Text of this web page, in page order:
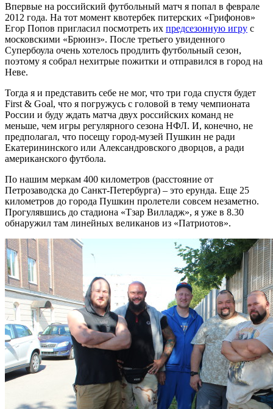
Впервые на российский футбольный матч я попал в феврале
2012 года. На тот момент квотербек питерских «Грифонов»
Егор Попов пригласил посмотреть их предсезонную игру с
московскими «Брюинз». После третьего увиденного
Супербоула очень хотелось продлить футбольный сезон,
поэтому я собрал нехитрые пожитки и отправился в город на
Неве.
Тогда я и представить себе не мог, что три года спустя будет
First & Goal, что я погружусь с головой в тему чемпионата
России и буду ждать матча двух российских команд не
меньше, чем игры регулярного сезона НФЛ. И, конечно, не
предполагал, что посещу город-музей Пушкин не ради
Екатерининского или Александровского дворцов, а ради
американского футбола.
По нашим меркам 400 километров (расстояние от
Петрозаводска до Санкт-Петербурга) – это ерунда. Еще 25
километров до города Пушкин пролетели совсем незаметно.
Прогулявшись до стадиона «Тзар Вилладж», я уже в 8.30
обнаружил там линейных великанов из «Патриотов».